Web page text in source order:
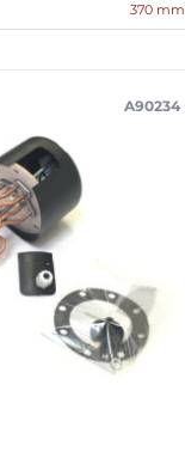
370 mm
A90234